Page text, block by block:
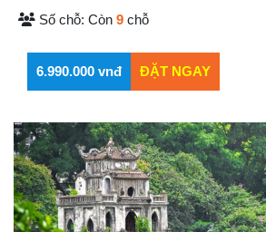
Số chỗ: Còn 9 chỗ